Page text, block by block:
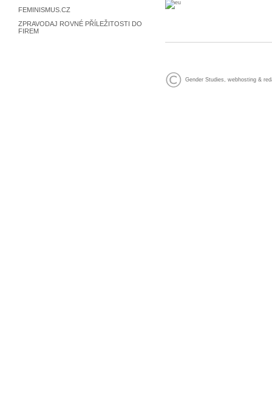
FEMINISMUS.CZ
ZPRAVODAJ ROVNÉ PŘÍLEŽITOSTI DO
FIREM
Gender Studies, webhosting &